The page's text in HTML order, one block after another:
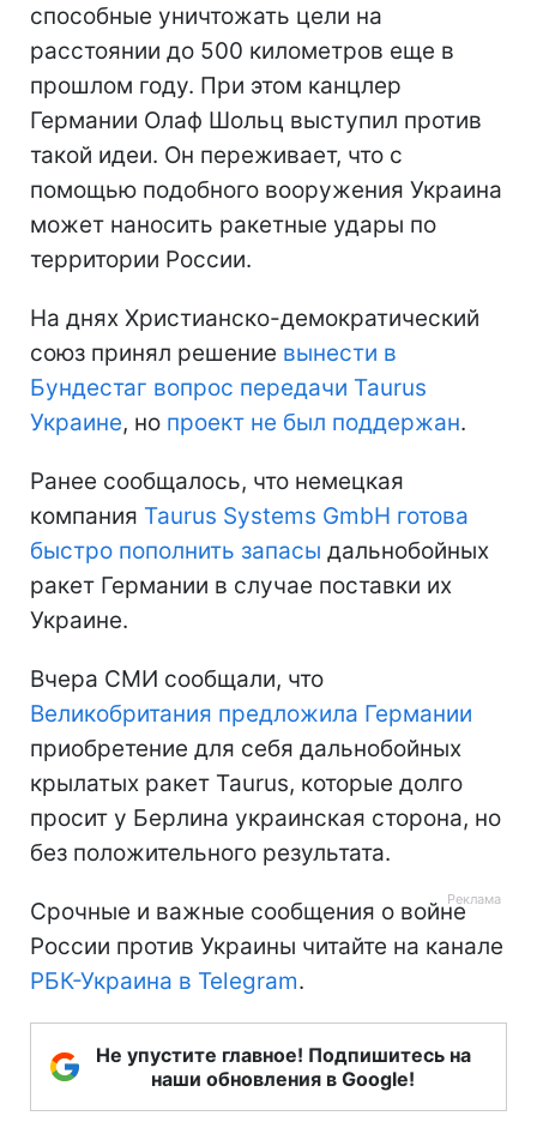
способные уничтожать цели на
расстоянии до 500 километров еще в
прошлом году. При этом канцлер
Германии Олаф Шольц выступил против
такой идеи. Он переживает, что с
помощью подобного вооружения Украина
может наносить ракетные удары по
территории России.
На днях Христианско-демократический
союз принял решение вынести в
Бундестаг вопрос передачи Taurus
Украине, но проект не был поддержан.
Ранее сообщалось, что немецкая
компания Taurus Systems GmbH готова
быстро пополнить запасы дальнобойных
ракет Германии в случае поставки их
Украине.
Вчера СМИ сообщали, что
Великобритания предложила Германии
приобретение для себя дальнобойных
крылатых ракет Taurus, которые долго
просит у Берлина украинская сторона, но
без положительного результата.
Срочные и важные сообщения о войне
России против Украины читайте на канале
РБК-Украина в Telegram.
Не упустите главное! Подпишитесь на
наши обновления в Google!